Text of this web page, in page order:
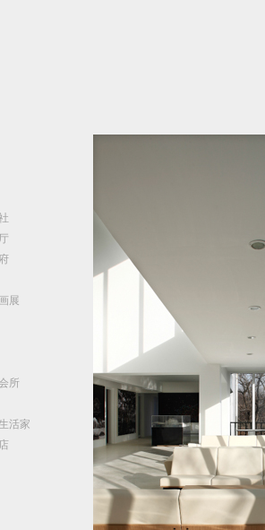
展
所
活家